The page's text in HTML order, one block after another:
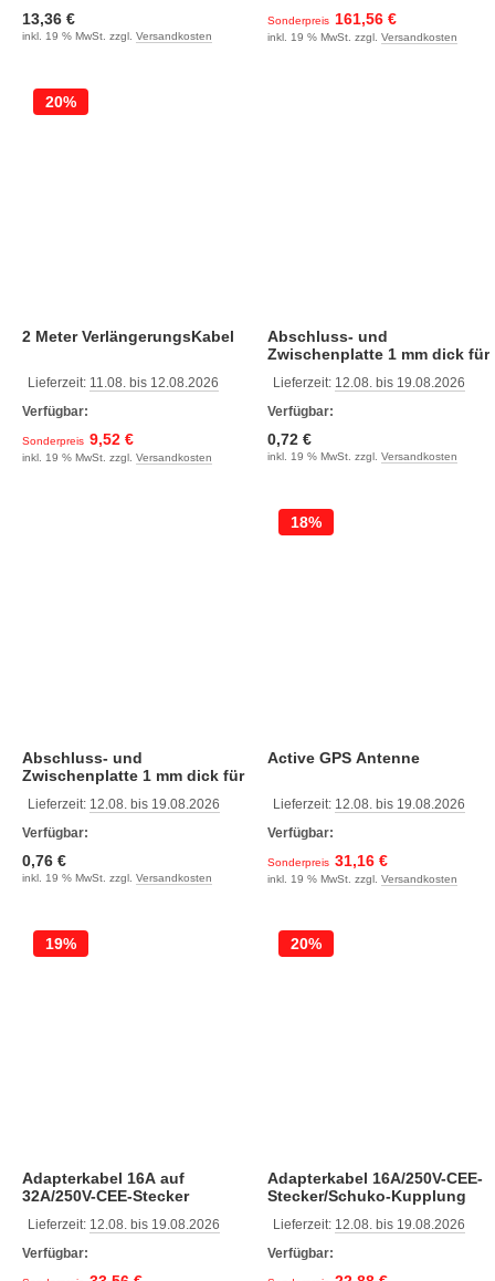
13,36 €
inkl. 19 % MwSt. zzgl. Versandkosten
Sonderpreis 161,56 €
inkl. 19 % MwSt. zzgl. Versandkosten
2 Meter VerlängerungsKabel
Lieferzeit: 11.08. bis 12.08.2026
Verfügbar:
Sonderpreis 9,52 €
20%
inkl. 19 % MwSt. zzgl. Versandkosten
Abschluss- und
Zwischenplatte 1 mm dick für
Lieferzeit: 12.08. bis 19.08.2026
Verfügbar:
0,72 €
inkl. 19 % MwSt. zzgl. Versandkosten
Abschluss- und
Zwischenplatte 1 mm dick für
Lieferzeit: 12.08. bis 19.08.2026
Verfügbar:
0,76 €
inkl. 19 % MwSt. zzgl. Versandkosten
Active GPS Antenne
Lieferzeit: 12.08. bis 19.08.2026
Verfügbar:
Sonderpreis 31,16 €
18%
inkl. 19 % MwSt. zzgl. Versandkosten
Adapterkabel 16A auf
32A/250V-CEE-Stecker
Lieferzeit: 12.08. bis 19.08.2026
Verfügbar:
19%
Adapterkabel 16A/250V-CEE-
Stecker/Schuko-Kupplung
Lieferzeit: 12.08. bis 19.08.2026
Verfügbar:
20%